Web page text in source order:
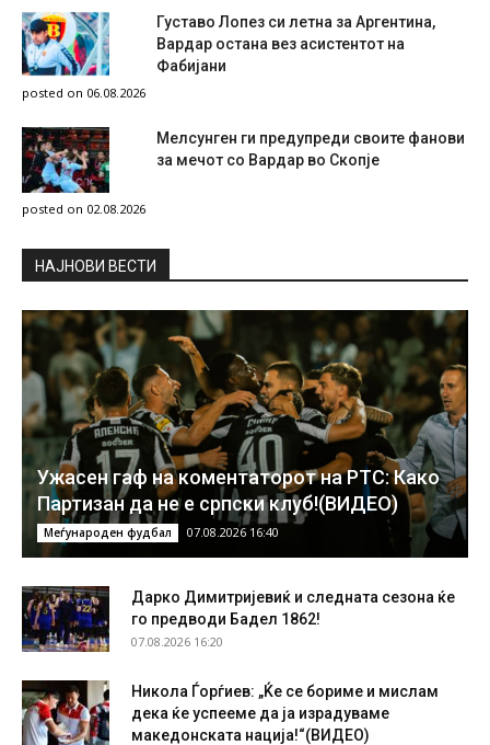
Густаво Лопез си летна за Аргентина,
Вардар остана вез асистентот на
Фабијани
posted on 06.08.2026
Мелсунген ги предупреди своите фанови
за мечот со Вардар во Скопје
posted on 02.08.2026
НAЈНОВИ ВЕСТИ
Ужасен гаф на коментаторот на РТС: Како
Партизан да не е српски клуб!(ВИДЕО)
Меѓународен фудбал 07.08.2026 16:40
Дарко Димитријевиќ и следната сезона ќе
го предводи Бадел 1862!
07.08.2026 16:20
Никола Ѓорѓиев: „Ќе се бориме и мислам
дека ќе успееме да ја израдуваме
македонската нација!“(ВИДЕО)